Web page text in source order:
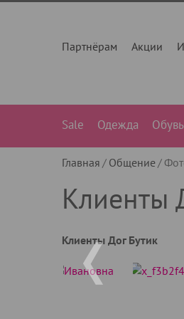
Партнёрам Акции
Sale Одежда Обувь
Главная Общение
Клиенты
Клиенты Дог Бутик